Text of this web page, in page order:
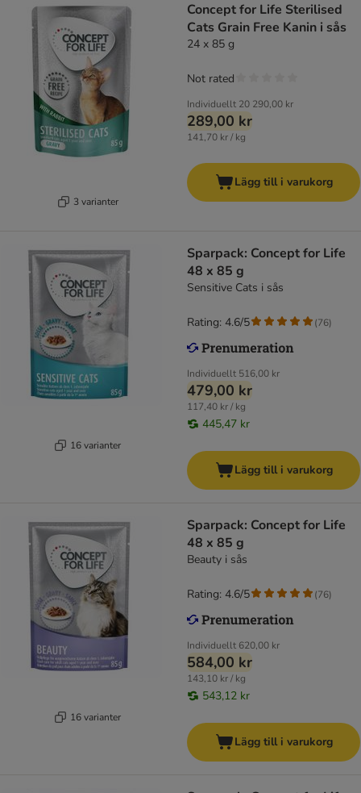
3 varianter
Concept for Life Sterilised
Cats Grain Free Kanin i sås
24 x 85 g
Individuellt 20 290,00 kr
289,00 kr
141,70 kr / kg
Not rated
Lägg till i varukorg
16 varianter
Sparpack: Concept for Life
48 x 85 g
Sensitive Cats i sås
Individuellt 516,00 kr
479,00 kr
117,40 kr / kg
445,47 kr
Rating: 4.6/5 (76)
Lägg till i varukorg
16 varianter
Sparpack: Concept for Life
48 x 85 g
Beauty i sås
Individuellt 620,00 kr
584,00 kr
143,10 kr / kg
543,12 kr
Rating: 4.6/5 (76)
Lägg till i varukorg